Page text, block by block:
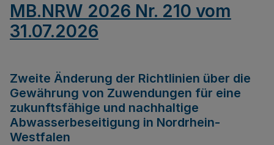
MB.NRW 2026 Nr. 210 vom
31.07.2026
Zweite Änderung der Richtlinien über die
Gewährung von Zuwendungen für eine
zukunftsfähige und nachhaltige
Abwasserbeseitigung in Nordrhein-
Westfalen